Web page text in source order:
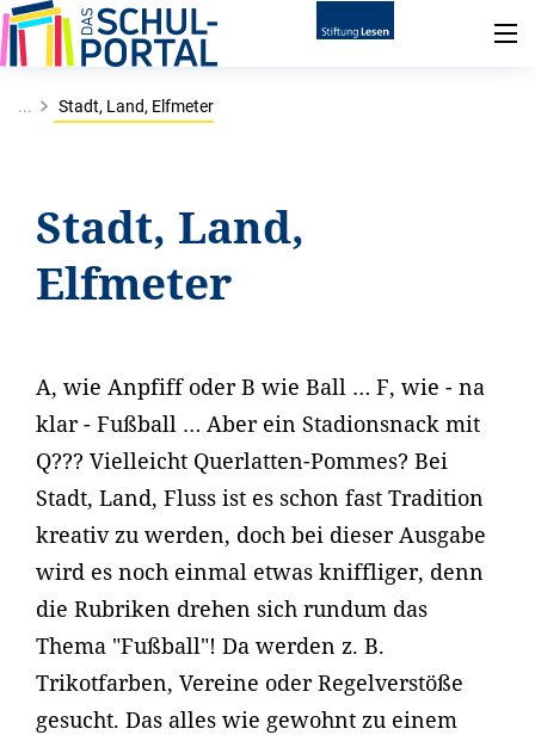
... Stadt, Land, Elfmeter
Stadt, Land,
Elfmeter
A, wie Anpfiff oder B wie Ball … F, wie - na
klar - Fußball … Aber ein Stadionsnack mit
Q??? Vielleicht Querlatten-Pommes? Bei
Stadt, Land, Fluss ist es schon fast Tradition
kreativ zu werden, doch bei dieser Ausgabe
wird es noch einmal etwas kniffliger, denn
die Rubriken drehen sich rundum das
Thema "Fußball"! Da werden z. B.
Trikotfarben, Vereine oder Regelverstöße
gesucht. Das alles wie gewohnt zu einem